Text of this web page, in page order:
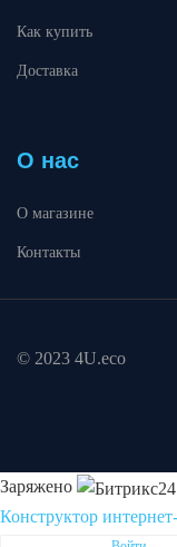
Как купить
Доставка
О нас
О магазине
Контакты
© 2023 4U.eco
Заряжено
Конструктор